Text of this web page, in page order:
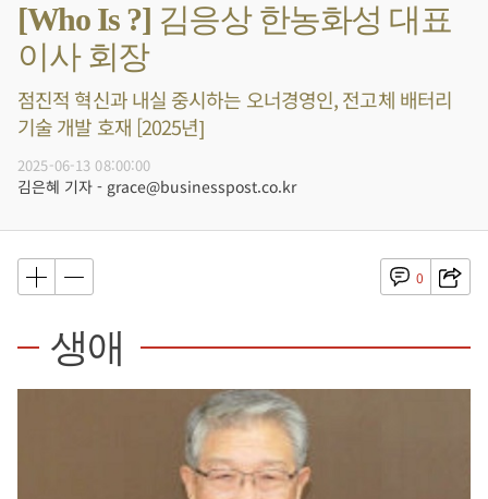
[Who Is ?] 김응상 한농화성 대표
이사 회장
점진적 혁신과 내실 중시하는 오너경영인, 전고체 배터리
기술 개발 호재 [2025년]
2025-06-13 08:00:00
김은혜 기자 - grace@businesspost.co.kr
0
생애